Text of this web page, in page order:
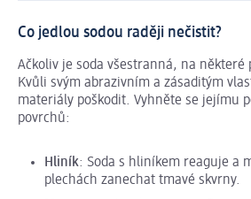
Co jedlou sodou raději nečistit?
Ačkoliv je soda všestranná, na některé
Kvůli svým abrazivním a zásaditým
materiály poškodit. Vyhněte se jejímu
povrchů:
Hliník: Soda s hliníkem reaguje a
plechách zanechat tmavé skvrny.